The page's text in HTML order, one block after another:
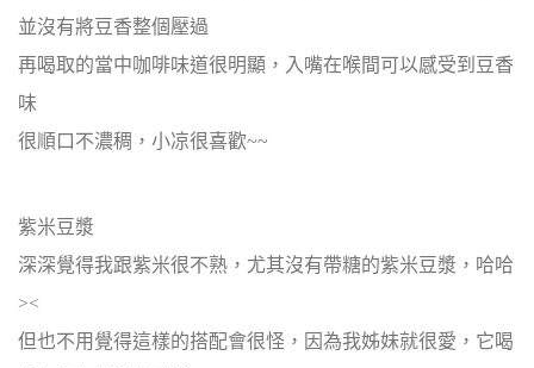
並沒有將豆香整個壓過
再喝取的當中咖啡味道很明顯，入嘴在喉間可以感受到豆香
味
很順口不濃稠，小凉很喜歡~~
紫米豆漿
深深覺得我跟紫米很不熟，尤其沒有帶糖的紫米豆漿，哈哈
><
但也不用覺得這樣的搭配會很怪，因為我姊妹就很愛，它喝